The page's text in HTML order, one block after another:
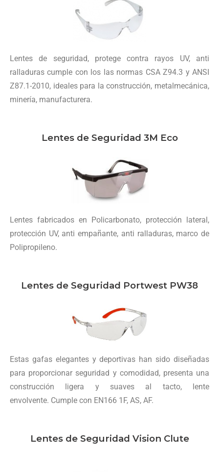
Lentes de seguridad, protege contra rayos UV, anti
ralladuras cumple con los las normas CSA Z94.3 y ANSI
Z87.1-2010, ideales para la construcción, metalmecánica,
minería, manufacturera.
Lentes de Seguridad 3M Eco
Lentes fabricados en Policarbonato, protección lateral,
protección UV, anti empañante, anti ralladuras, marco de
Polipropileno.
Lentes de Seguridad Portwest PW38
Estas gafas elegantes y deportivas han sido diseñadas
para proporcionar seguridad y comodidad, presenta una
construcción ligera y suaves al tacto, lente
envolvente. Cumple con EN166 1F, AS, AF.
Lentes de Seguridad Vision Clute